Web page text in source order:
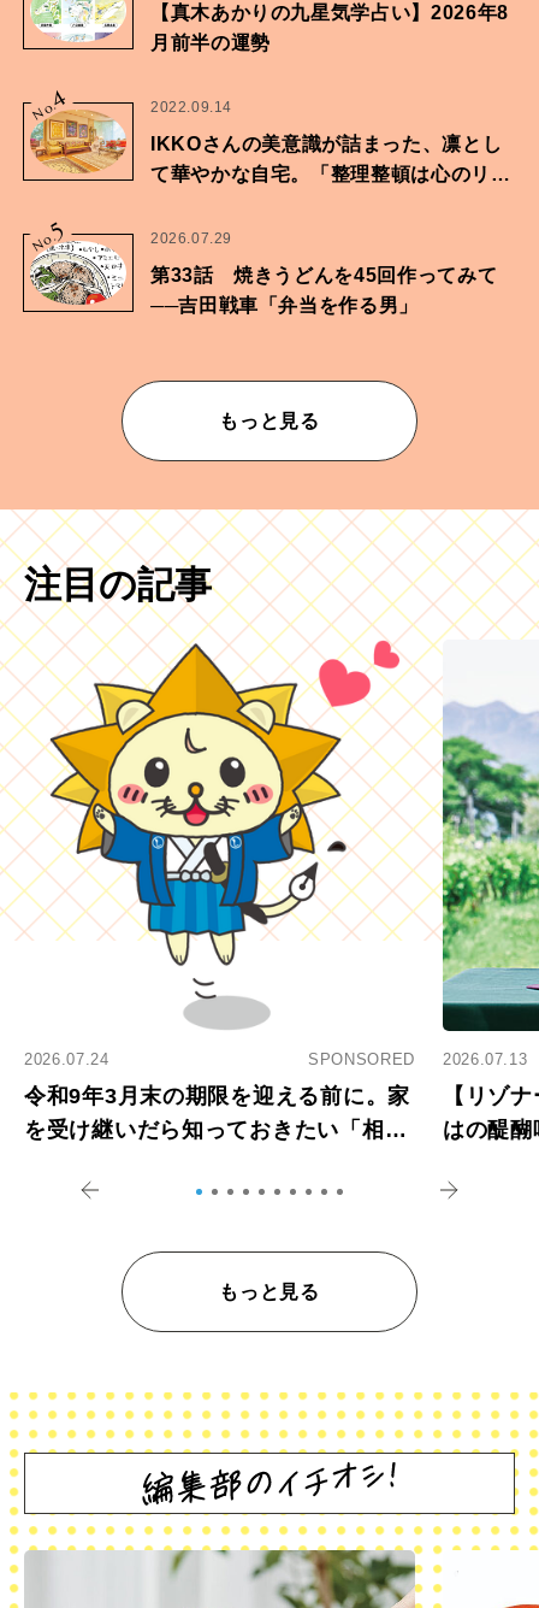
【真木あかりの九星気学占い】2026年8
月前半の運勢
No.
4 2022.09.14
IKKOさんの美意識が詰まった、凛とし
て華やかな自宅。「整理整頓は心のリズ
No.5 2026.07.29
第33話 焼きうどんを45回作ってみて
──吉田戦車「弁当を作る男」
もっと見る
注目の記事
2026.07.24 SPONSORED
令和9年3月末の期限を迎える前に。家
を受け継いだら知っておきたい「相続
2026.07.13
【リゾ
はの醍
もっと見る